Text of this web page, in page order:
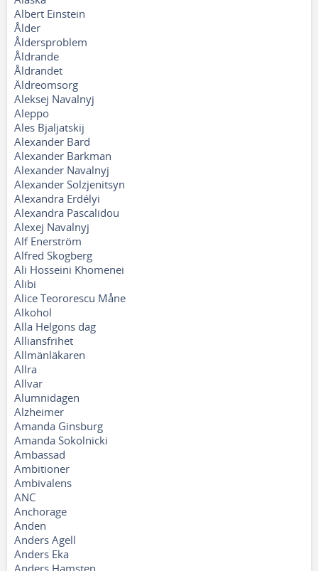
Albert Einstein
Ålder
Åldersproblem
Åldrande
Åldrandet
Äldreomsorg
Aleksej Navalnyj
Aleppo
Ales Bjaljatskij
Alexander Bard
Alexander Barkman
Alexander Navalnyj
Alexander Solzjenitsyn
Alexandra Erdélyi
Alexandra Pascalidou
Alexej Navalnyj
Alf Enerström
Alfred Skogberg
Ali Hosseini Khomenei
Alibi
Alice Teororescu Måne
Alkohol
Alla Helgons dag
Alliansfrihet
Allmänläkaren
Allra
Allvar
Alumnidagen
Alzheimer
Amanda Ginsburg
Amanda Sokolnicki
Ambassad
Ambitioner
Ambivalens
ANC
Anchorage
Anden
Anders Agell
Anders Eka
Anders Hamsten